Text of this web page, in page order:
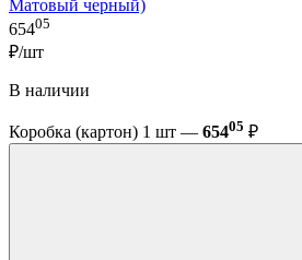
Матовый черный)
65405
₽/шт
В наличии
Коробка (картон) 1 шт — 65405 ₽